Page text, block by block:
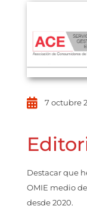
7 octubre
Destacar que
OMIE medio
desde 2020.